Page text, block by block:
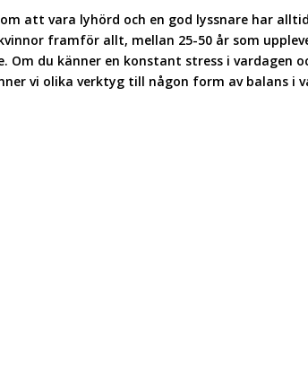
att vara lyhörd och en god lyssnare har
framför allt, mellan 25-50 år som
du känner en konstant stress i vardagen
vi olika verktyg till någon form av balans i